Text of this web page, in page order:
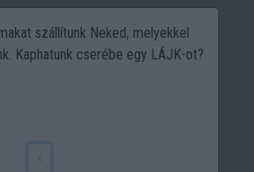
szállítunk Neked, melyekkel
Kaphatunk cserébe egy LÁJK-ot?